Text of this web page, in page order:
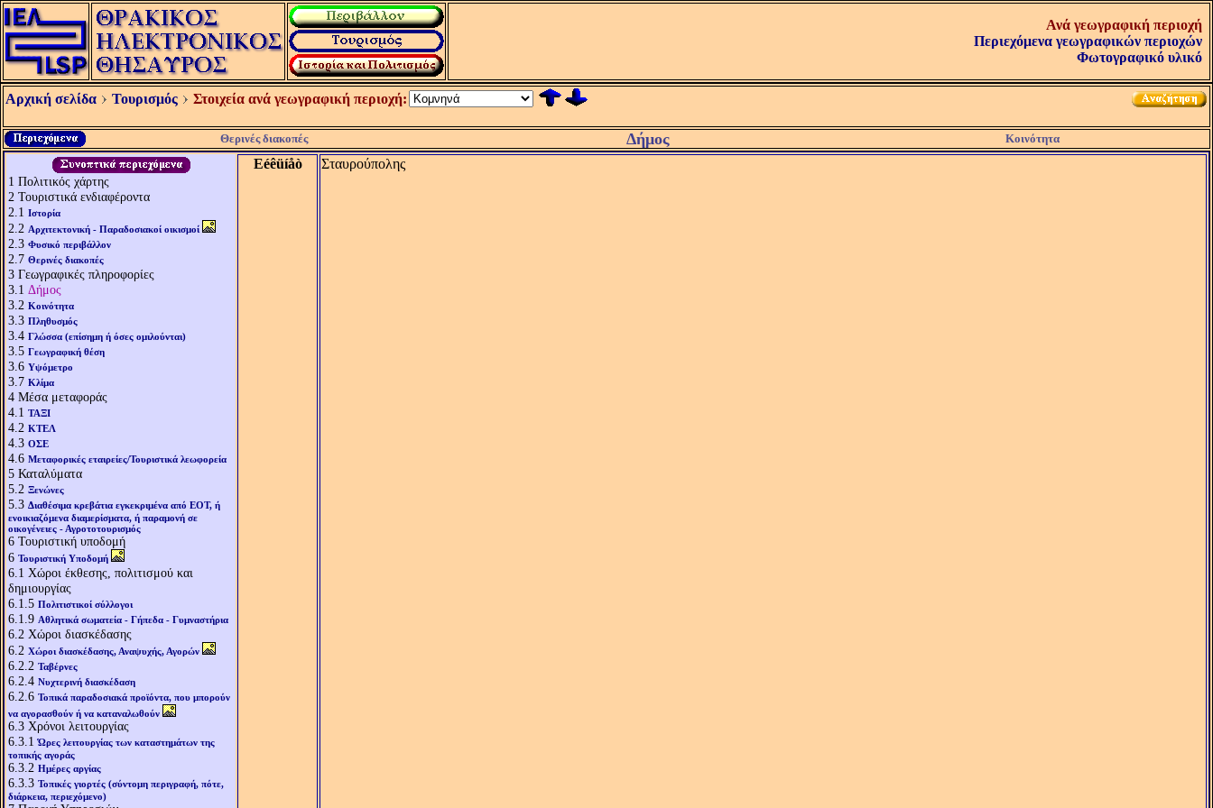
Ανά γεωγραφική περιοχή
Περιεχόμενα γεωγραφικών περιοχών
Φωτογραφικό υλικό
Αρχική σελίδα Τουρισμός Στοιχεία ανά γεωγραφική περιοχή:
Θερινές διακοπές Δήμος Κοινότητα
1 Πολιτικός χάρτης
2 Τουριστικά ενδιαφέροντα
2.1 Ιστορία
2.2 Αρχιτεκτονική - Παραδοσιακοί οικισμοί
2.3 Φυσικό περιβάλλον
2.7 Θερινές διακοπές
3 Γεωγραφικές πληροφορίες
3.1 Δήμος
3.2 Κοινότητα
3.3 Πληθυσμός
3.4 Γλώσσα (επίσημη ή όσες ομιλούνται)
3.5 Γεωγραφική θέση
3.6 Υψόμετρο
3.7 Κλίμα
4 Μέσα μεταφοράς
4.1 ΤΑΞΙ
4.2 ΚΤΕΛ
4.3 ΟΣΕ
4.6 Μεταφορικές εταιρείες/Τουριστικά λεωφορεία
5 Καταλύματα
5.2 Ξενώνες
5.3 Διαθέσιμα κρεβάτια εγκεκριμένα από ΕΟΤ, ή
ενοικιαζόμενα διαμερίσματα, ή παραμονή σε
οικογένειες - Αγροτοτουρισμός
6 Τουριστική υποδομή
6 Τουριστική Υποδομή
6.1 Χώροι έκθεσης, πολιτισμού και
δημιουργίας
6.1.5 Πολιτιστικοί σύλλογοι
6.1.9 Αθλητικά σωματεία - Γήπεδα - Γυμναστήρια
6.2 Χώροι διασκέδασης
6.2 Χώροι διασκέδασης, Αναψυχής, Αγορών
6.2.2 Ταβέρνες
6.2.4 Νυχτερινή διασκέδαση
6.2.6 Τοπικά παραδοσιακά προϊόντα, που μπορούν
να αγορασθούν ή να καταναλωθούν
6.3 Χρόνοι λειτουργίας
6.3.1Ώρες λειτουργίας των καταστημάτων της
τοπικής αγοράς
6.3.2 Ημέρες αργίας
6.3.3 Τοπικές γιορτές (σύντομη περιγραφή, πότε,
διάρκεια, περιεχόμενο)
Eéêüíåò Σταυρούπολης